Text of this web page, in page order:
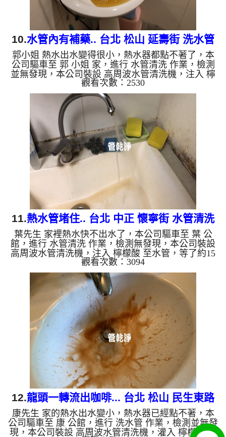
10.水管內有補藥.. 台北 松山 延壽街 洗水管
郭小姐 熱水出水變得很小，熱水器都點不著了，本
公司驅車至 郭 小姐 家，進行 水管清洗 作業，檢測
並無發現，本公司裝設 高周波水管清洗機，注入 檸
檬酸 至水管，等了約15分，開啟 水管清洗機 ，啟動
螺旋波 模式，一洗水管就流出髒水，源源不絕，看
起來就像是補藥一般，二個多小時後，熱水出水量恢
復正常，熱水器也正常動作了。 如是自來水，如水
管老化，會產生鐵鏽跟泥沙堆積，洗出來的水就會是
咖啡色，地下水含有氧化錳，管壁上會結成黑色管
垢，洗出來的水會跟石油一樣黑，有些洗出綠色的
水，是因為裡面有銅的物...
觀看次數：2530
11.熱水管堵住.. 台北 中正 懷寧街 水管清洗
葉先生 家裡熱水快不出水了，本公司驅車至 葉 公
館，進行 水管清洗 作業，檢測無發現，本公司裝設
高周波水管清洗機，注入 檸檬酸 至水管，等了約15
分，開啟 水管清洗機 ，啟動 螺旋波 模式，一洗水管
就流出髒水，二個多小時後，熱水出水量恢復了。
如是自來水，如水管老化，會產生鐵鏽跟泥沙堆積，
洗出來的水就會是咖啡色，地下水含有氧化錳，管壁
上會結成黑色管垢，洗出來的水會跟石油一樣黑，有
些洗出綠色的水，是因為裡面有銅的物質，生鏽產生
銅綠，如是藍色的水，是因為水龍頭合金的養化造
成，有些水管洗出像洗...
觀看次數：3094
12.龍頭一轉流出咖啡... 台北 松山 民生東路
清洗水管
康先生 家的熱水出水變小，熱水器已經點不著，本
公司驅車至 康 公館，進行 洗水管 作業，檢測並無發
現，本公司裝設 高周波水管清洗機，灌入 檸檬酸 至